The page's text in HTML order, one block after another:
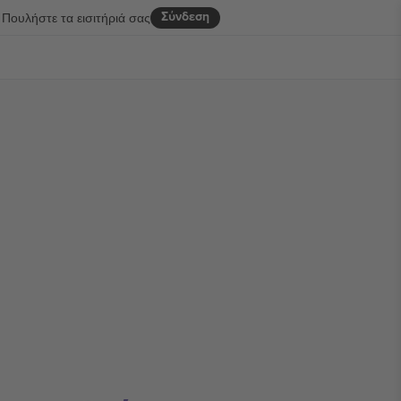
Σύνδεση
Πουλήστε τα εισιτήριά σας